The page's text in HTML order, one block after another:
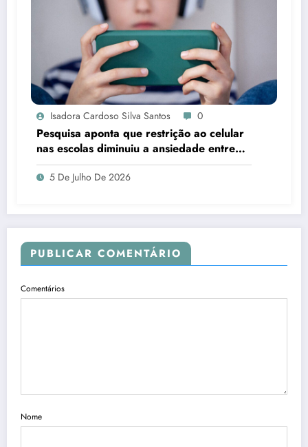
Isadora Cardoso Silva Santos 0
Pesquisa aponta que restrição ao celular
nas escolas diminuiu a ansiedade entre
estudantes
5 De Julho De 2026
PUBLICAR COMENTÁRIO
Comentários
Nome